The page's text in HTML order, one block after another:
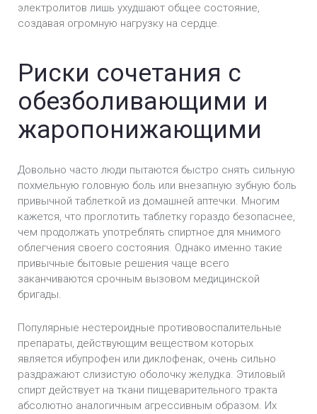
электролитов лишь ухудшают общее состояние,
создавая огромную нагрузку на сердце.
Риски сочетания с
обезболивающими и
жаропонижающими
Довольно часто люди пытаются быстро снять сильную
похмельную головную боль или внезапную зубную боль
привычной таблеткой из домашней аптечки. Многим
кажется, что проглотить таблетку гораздо безопаснее,
чем продолжать употреблять спиртное для мнимого
облегчения своего состояния. Однако именно такие
привычные бытовые решения чаще всего
заканчиваются срочным вызовом медицинской
бригады.
Популярные нестероидные противовоспалительные
препараты, действующим веществом которых
является ибупрофен или диклофенак, очень сильно
раздражают слизистую оболочку желудка. Этиловый
спирт действует на ткани пищеварительного тракта
абсолютно аналогичным агрессивным образом. Их